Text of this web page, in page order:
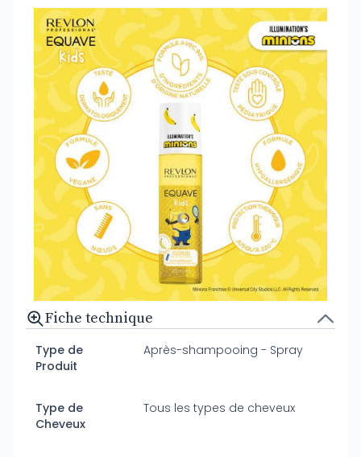
Fiche technique
Type de
Produit
Après-shampooing - Spray
Type de
Cheveux
Tous les types de cheveux